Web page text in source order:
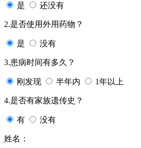
是 还没有
2.是否使用外用药物？
是 没有
3.患病时间有多久？
刚发现 半年内 1年以上
4.是否有家族遗传史？
有 没有
姓名：